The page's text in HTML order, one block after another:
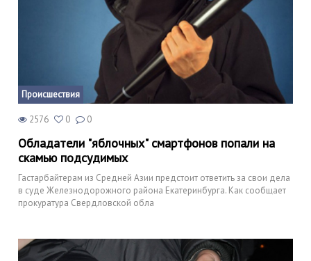
Происшествия
2576 0 0
Обладатели "яблочных" смартфонов попали на
скамью подсудимых
Гастарбайтерам из Средней Азии предстоит ответить за свои дела
в суде Железнодорожного района Екатеринбурга. Как сообщает
прокуратура Свердловской обла